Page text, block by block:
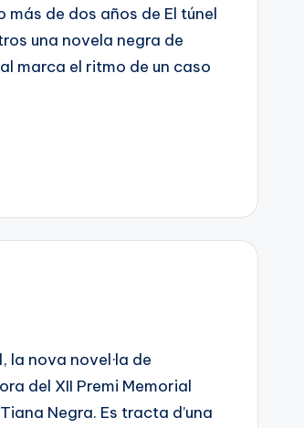
más de dos años de El túnel
una novela negra de
marca el ritmo de un caso
la nova novel·la de
del XII Premi Memorial
Negra. Es tracta d’una